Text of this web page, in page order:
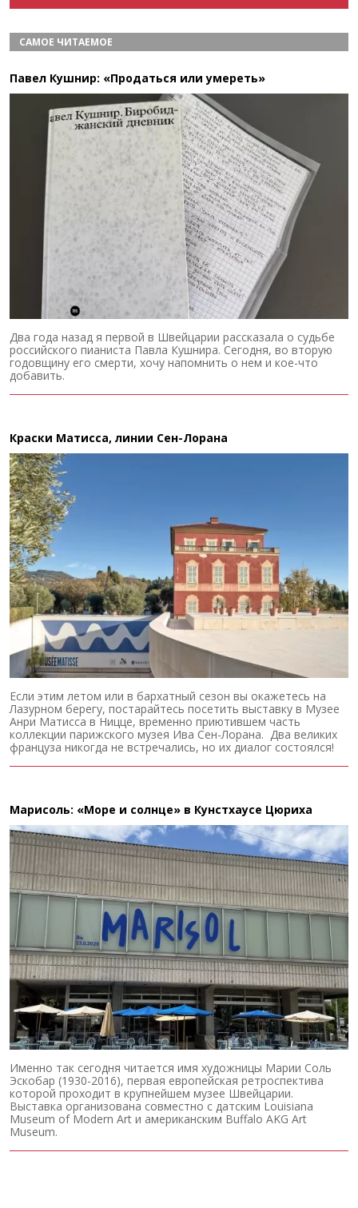
САМОЕ ЧИТАЕМОЕ
Павел Кушнир: «Продаться или умереть»
Два года назад я первой в Швейцарии рассказала о судьбе
российского пианиста Павла Кушнира. Сегодня, во вторую
годовщину его смерти, хочу напомнить о нем и кое-что
добавить.
Краски Матисса, линии Сен-Лорана
Если этим летом или в бархатный сезон вы окажетесь на
Лазурном берегу, постарайтесь посетить выставку в Музее
Анри Матисса в Ницце, временно приютившем часть
коллекции парижского музея Ива Сен-Лорана. Два великих
француза никогда не встречались, но их диалог состоялся!
Марисоль: «Море и солнце» в Кунстхаусе Цюриха
Именно так сегодня читается имя художницы Марии Соль
Эскобар (1930-2016), первая европейская ретроспектива
которой проходит в крупнейшем музее Швейцарии.
Выставка организована совместно с датским Louisiana
Museum of Modern Art и американским Buffalo AKG Art
Museum.